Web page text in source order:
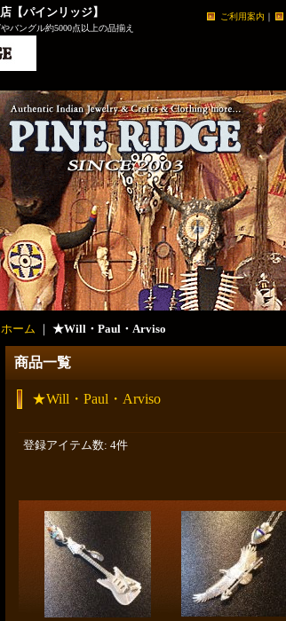
【パインリッジ】
バングル約5000点以上の品揃え
ご利用案内 ｜
ホーム ｜ ★Will・Paul・Arviso
商品一覧
★Will・Paul・Arviso
登録アイテム数: 4件